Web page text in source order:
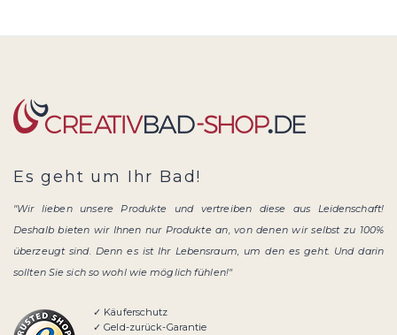
Es geht um Ihr Bad!
"Wir lieben unsere Produkte und vertreiben diese aus Leidenschaft!
Deshalb bieten wir Ihnen nur Produkte an, von denen wir selbst zu 100%
überzeugt sind. Denn es ist Ihr Lebensraum, um den es geht. Und darin
sollten Sie sich so wohl wie möglich fühlen!"
✓ Käuferschutz
✓ Geld-zurück-Garantie